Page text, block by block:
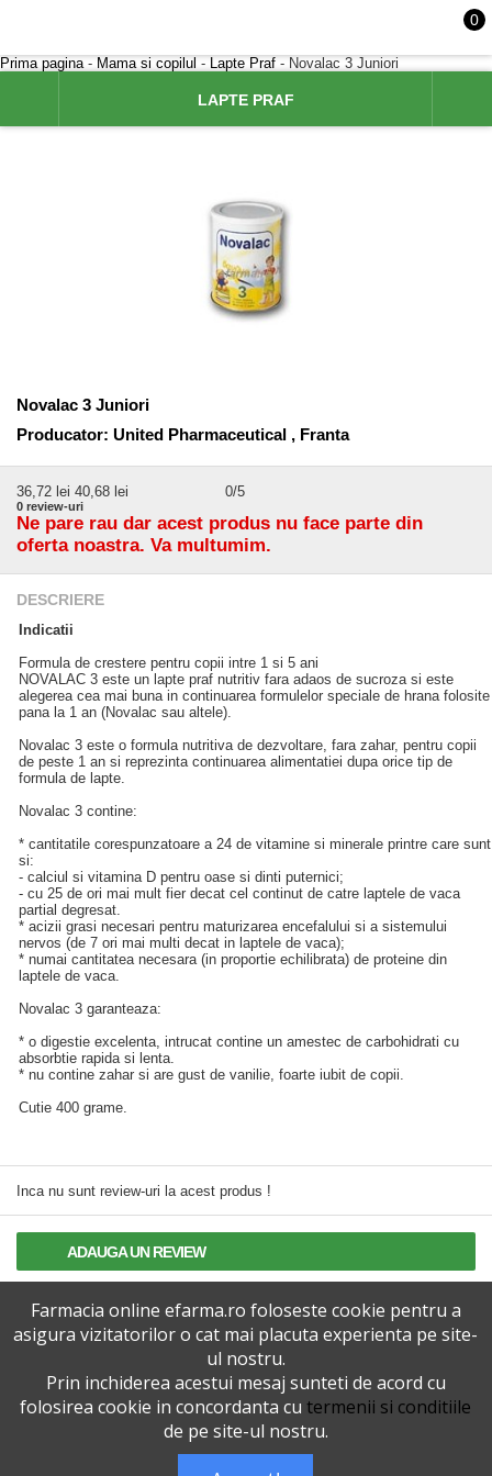
0
Prima pagina- Mama si copilul - Lapte Praf - Novalac 3 Juniori
LAPTE PRAF
Novalac 3 Juniori
Producator: United Pharmaceutical , Franta
36,72 lei 40,68 lei 0/5
0 review-uri
Ne pare rau dar acest produs nu face parte din
oferta noastra. Va multumim.
DESCRIERE
Indicatii
Formula de crestere pentru copii intre 1 si 5 ani
NOVALAC 3 este un lapte praf nutritiv fara adaos de sucroza si este
alegerea cea mai buna in continuarea formulelor speciale de hrana folosite
pana la 1 an (Novalac sau altele).
Novalac 3 este o formula nutritiva de dezvoltare, fara zahar, pentru copii
de peste 1 an si reprezinta continuarea alimentatiei dupa orice tip de
formula de lapte.
Novalac 3 contine:
* cantitatile corespunzatoare a 24 de vitamine si minerale printre care sunt
si:
- calciul si vitamina D pentru oase si dinti puternici;
- cu 25 de ori mai mult fier decat cel continut de catre laptele de vaca
partial degresat.
* acizii grasi necesari pentru maturizarea encefalului si a sistemului
nervos (de 7 ori mai multi decat in laptele de vaca);
* numai cantitatea necesara (in proportie echilibrata) de proteine din
laptele de vaca.
Novalac 3 garanteaza:
* o digestie excelenta, intrucat contine un amestec de carbohidrati cu
absorbtie rapida si lenta.
* nu contine zahar si are gust de vanilie, foarte iubit de copii.
Cutie 400 grame.
Inca nu sunt review-uri la acest produs !
ADAUGA UN REVIEW
TERMENI SI CONDITII
POLITICA DE CONFIDENTIALITATE
VERSIUNEA DESKTOP
Farmacia online efarma.ro foloseste cookie pentru a
asigura vizitatorilor o cat mai placuta experienta pe site-
ul nostru.
Prin inchiderea acestui mesaj sunteti de acord cu
folosirea cookie in concordanta cu termenii si conditiile
de pe site-ul nostru.